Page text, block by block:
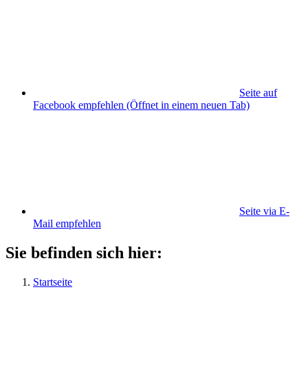
Seite auf
Facebook empfehlen (Öffnet in einem neuen Tab)
Seite via E-
Mail empfehlen
Sie befinden sich hier:
Startseite